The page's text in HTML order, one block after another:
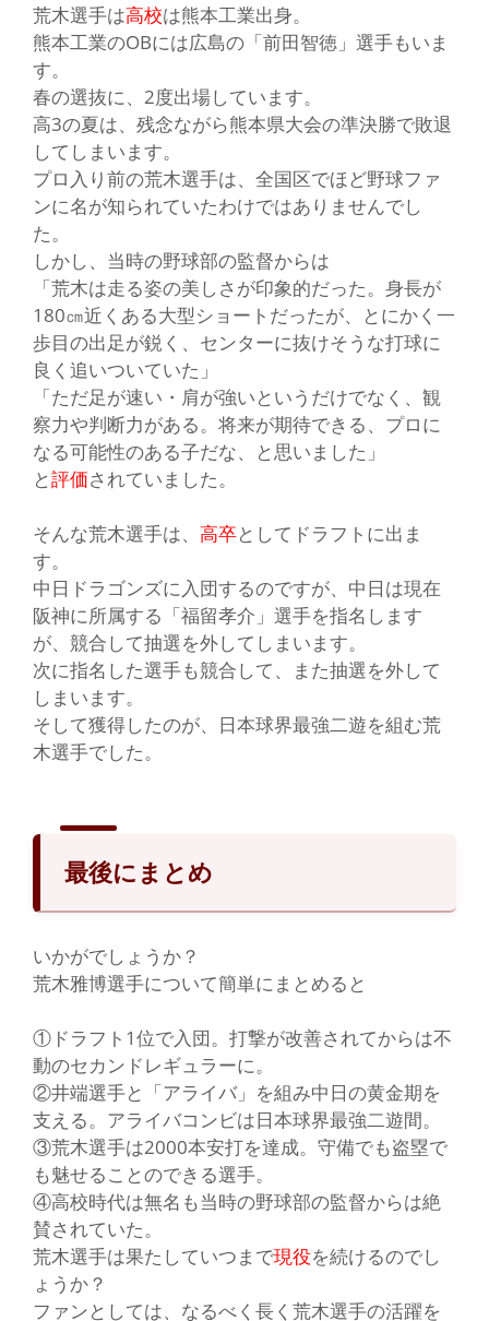
荒木選手は高校は熊本工業出身。
熊本工業のOBには広島の 「前田智徳」 選手もいま
す。
春の選抜に、2度出場しています。
高3の夏は、残念ながら熊本県大会の準決勝で敗退
してしまいます。
プロ入り前の荒木選手は、全国区でほど野球ファ
ンに名が知られていたわけではありませんでし
た。
しかし、当時の野球部の監督からは
「荒木は走る姿の美しさが印象的だった。身長が
180㎝近くある大型ショートだったが、とにかく一
歩目の出足が鋭く、センターに抜けそうな打球に
良く追いついていた」
「ただ足が速い・肩が強いというだけでなく、観
察力や判断力がある。将来が期待できる、プロに
なる可能性のある子だな、と思いました」
と評価されていました。
そんな荒木選手は、 高卒として ドラフト に出ま
す。
中日ドラゴンズに入団するのですが、中日は現在
阪神に所属する 「福留孝介」 選手を指名します
が、競合して抽選を外してしまいます。
次に指名した選手も競合して、また抽選を外して
しまいます。
そして獲得したのが、日本球界最強二遊を組む荒
木選手でした。
最後にまとめ
いかがでしょうか？
荒木雅博選手について簡単にまとめると
①ドラフト1位で入団。打撃が改善されてからは不
動のセカンドレギュラーに。
②井端選手と「アライバ」を組み中日の黄金期を
支える。アライバコンビは日本球界最強二遊間。
③荒木選手は2000本安打を達成。守備でも盗塁で
も魅せることのできる選手。
④高校時代は無名も当時の野球部の監督からは絶
賛されていた。
荒木選手は果たしていつまで現役を続けるのでし
ょうか？
ファンとしては、なるべく長く荒木選手の活躍を